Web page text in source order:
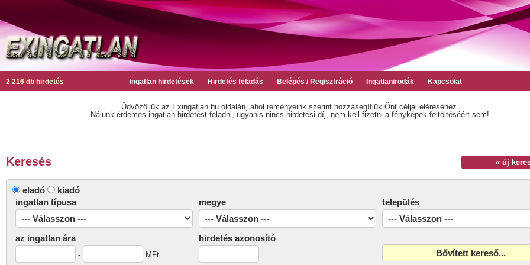
2 216 db hirdetés Ingatlan hirdetések Hirdetés feladás Belépés / Regisztráció Ingatlanirodák Kapcsolat
Üdvözöljük az Exingatlan.hu oldalán, ahol reményeink szerint hozzásegítjük Önt céljai eléréséhez.
Nálunk érdemes ingatlan hirdetést feladni, ugyanis nincs hirdetési díj, nem kell fizetni a fényképek feltöltéséért sem!
« új
Keresés
eladó
kiadó
ingatlan típusa
megye település
az ingatlan ára
- MFt
hirdetés azonosító